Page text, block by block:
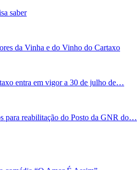
saber
da Vinha e do Vinho do Cartaxo
entra em vigor a 30 de julho de…
para reabilitação do Posto da GNR do…